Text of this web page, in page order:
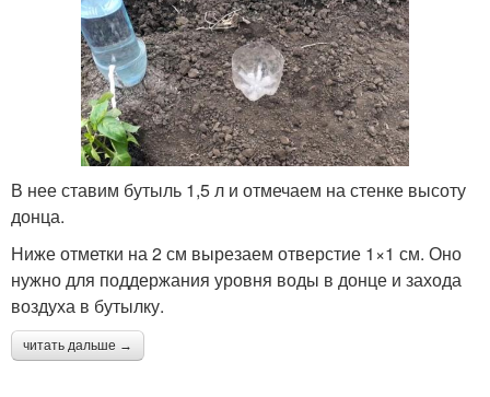
В нее ставим бутыль 1,5 л и отмечаем на стенке высоту
донца.
Ниже отметки на 2 см вырезаем отверстие 1×1 см. Оно
нужно для поддержания уровня воды в донце и захода
воздуха в бутылку.
читать дальше →